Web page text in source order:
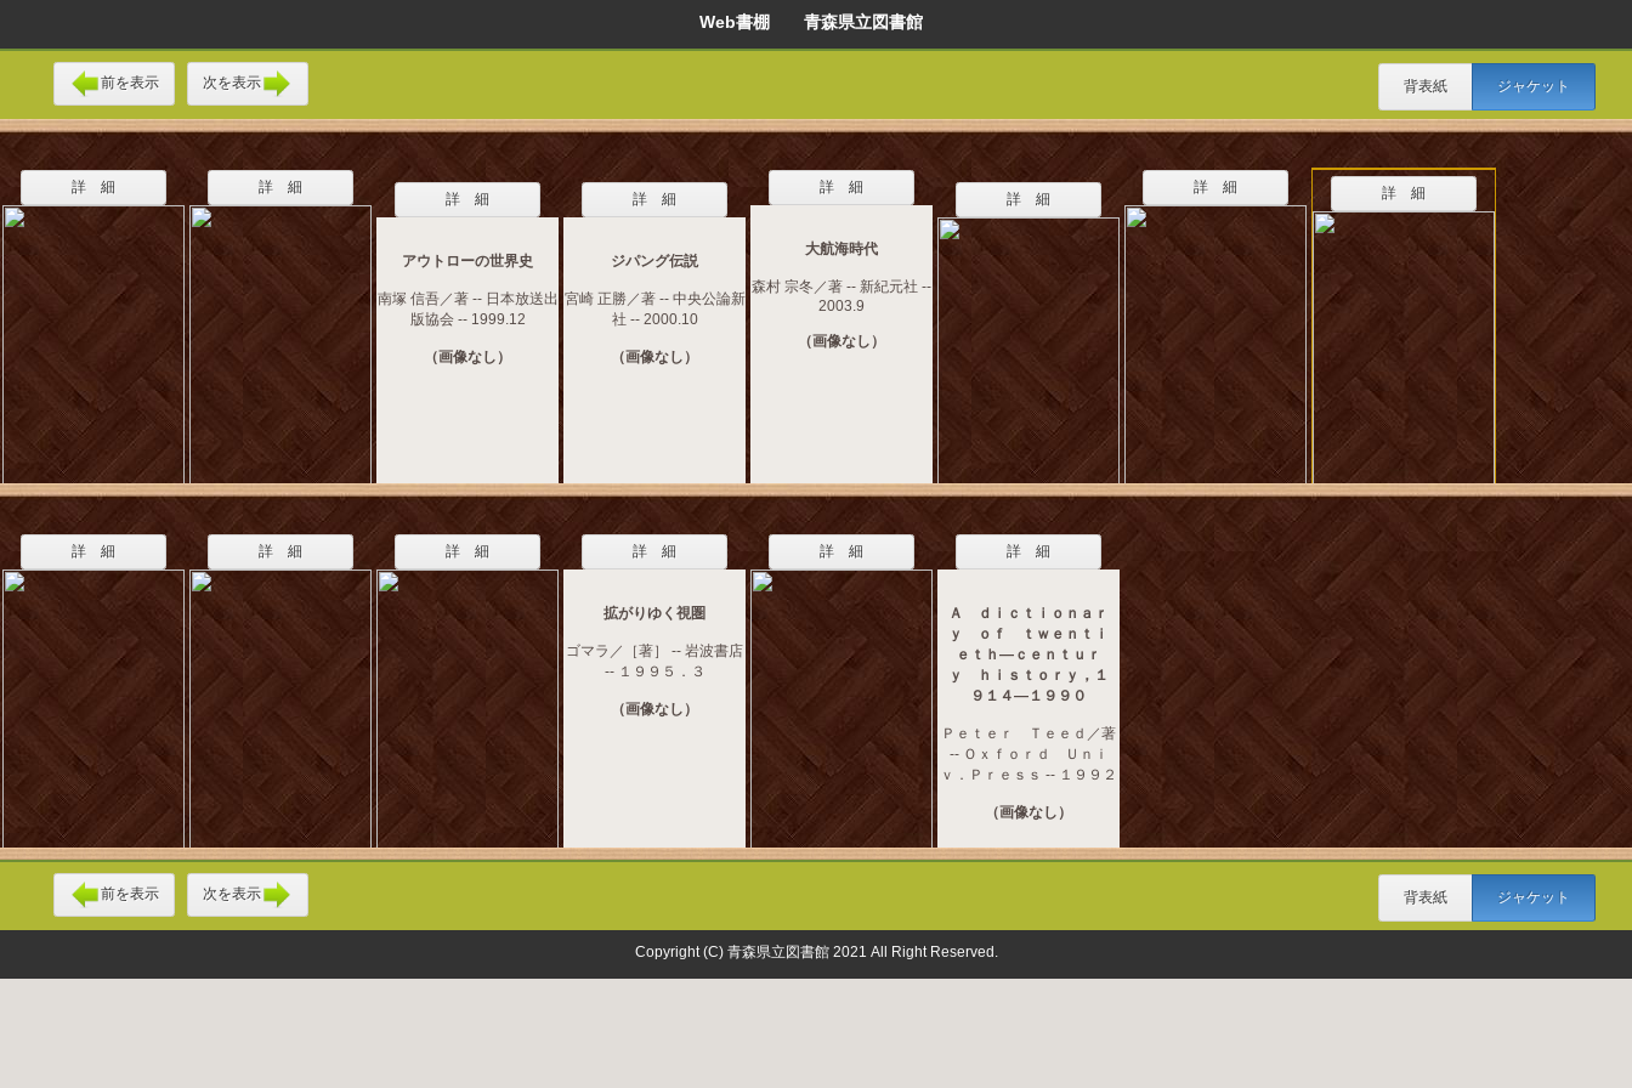
Web書棚 青森県立図書館
前を表示 次を表示 背表紙 ジャケット
詳 細 詳 細
詳 細
アウトローの世界史
南塚 信吾／著 -- 日本放送出
版協会 -- 1999.12
（画像なし）
詳 細
ジパング伝説
宮崎 正勝／著 -- 中央公論新
社 -- 2000.10
（画像なし）
詳 細
大航海時代
森村 宗冬／著 -- 新紀元社 --
2003.9
（画像なし）
詳 細
詳 細 詳 細
詳 細 詳 細 詳 細 詳 細
拡がりゆく視圏
ゴマラ／［著］ -- 岩波書店
-- １９９５．３
（画像なし）
詳 細 詳 細
Ａ ｄｉｃｔｉｏｎａｒ
ｙ ｏｆ ｔｗｅｎｔｉ
ｅｔｈ―ｃｅｎｔｕｒ
ｙ ｈｉｓｔｏｒｙ，１
９１４―１９９０
Ｐｅｔｅｒ Ｔｅｅｄ／著
-- Ｏｘｆｏｒｄ Ｕｎｉ
ｖ．Ｐｒｅｓｓ -- １９９２
（画像なし）
前を表示 次を表示 背表紙 ジャケット
Copyright (C) 青森県立図書館 2021 All Right Reserved.